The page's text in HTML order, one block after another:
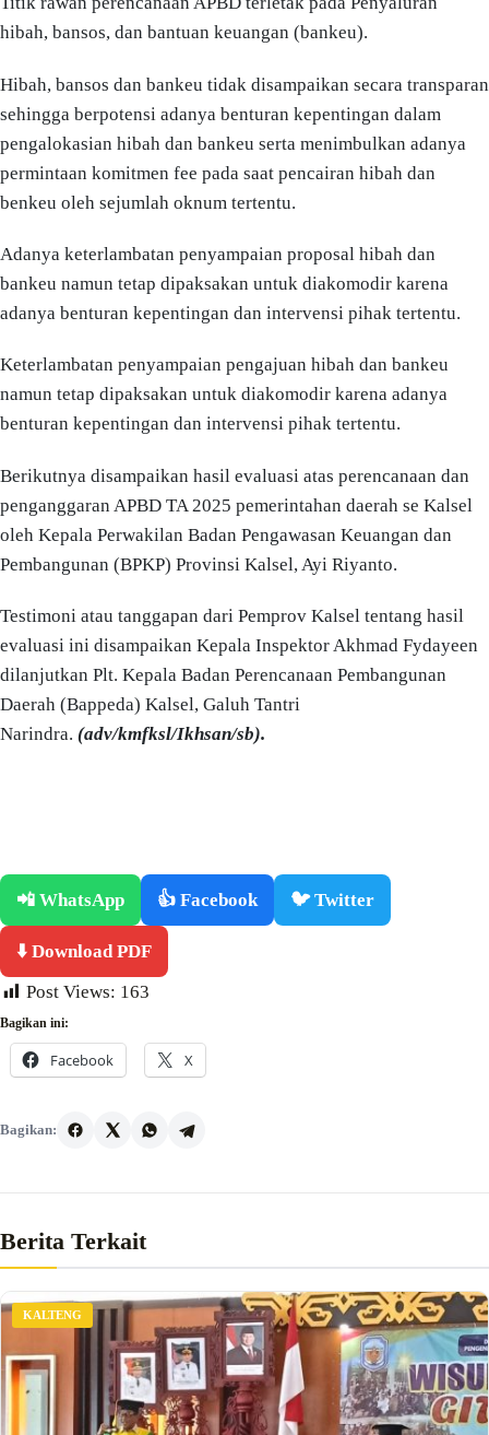
hibah, bansos, dan bantuan keuangan (bankeu).
Hibah, bansos dan bankeu tidak disampaikan secara transparan
sehingga berpotensi adanya benturan kepentingan dalam
pengalokasian hibah dan bankeu serta menimbulkan adanya
permintaan komitmen fee pada saat pencairan hibah dan
benkeu oleh sejumlah oknum tertentu.
Adanya keterlambatan penyampaian proposal hibah dan
bankeu namun tetap dipaksakan untuk diakomodir karena
adanya benturan kepentingan dan intervensi pihak tertentu.
Keterlambatan penyampaian pengajuan hibah dan bankeu
namun tetap dipaksakan untuk diakomodir karena adanya
benturan kepentingan dan intervensi pihak tertentu.
Berikutnya disampaikan hasil evaluasi atas perencanaan dan
penganggaran APBD TA 2025 pemerintahan daerah se Kalsel
oleh Kepala Perwakilan Badan Pengawasan Keuangan dan
Pembangunan (BPKP) Provinsi Kalsel, Ayi Riyanto.
Testimoni atau tanggapan dari Pemprov Kalsel tentang hasil
evaluasi ini disampaikan Kepala Inspektor Akhmad Fydayeen
dilanjutkan Plt. Kepala Badan Perencanaan Pembangunan
Daerah (Bappeda) Kalsel, Galuh Tantri
Narindra. (adv/kmfksl/Ikhsan/sb).
📲 WhatsApp 👍 Facebook 🐦 Twitter
⬇️ Download PDF
Post Views: 163
Bagikan ini:
Facebook X
Bagikan:
Berita Terkait
KALTENG